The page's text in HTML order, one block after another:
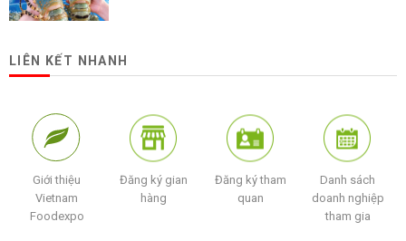
LIÊN KẾT NHANH
Giới thiệu
Vietnam
Foodexpo
Đăng ký gian
hàng
Đăng ký tham
quan
Danh sách
doanh nghiệp
tham gia